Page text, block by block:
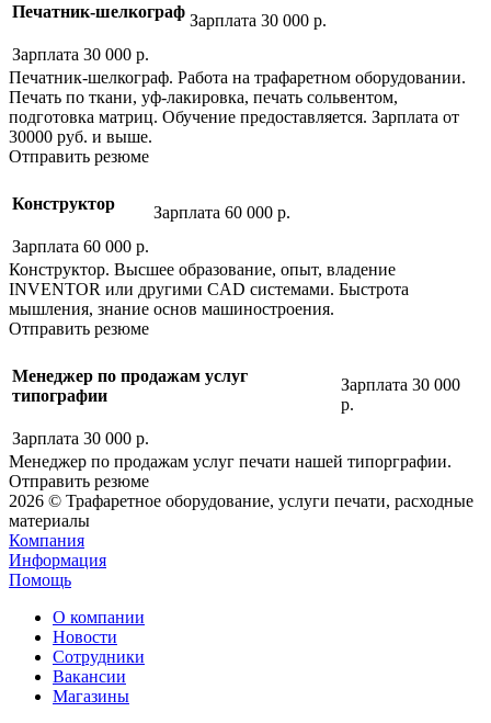
Печатник-шелкограф
Зарплата 30 000 р.
Зарплата 30 000 р.
Печатник-шелкограф. Работа на трафаретном оборудовании.
Печать по ткани, уф-лакировка, печать сольвентом,
подготовка матриц. Обучение предоставляется. Зарплата от
30000 руб. и выше.
Отправить резюме
Конструктор
Зарплата 60 000 р.
Зарплата 60 000 р.
Конструктор. Высшее образование, опыт, владение
INVENTOR или другими CAD системами. Быстрота
мышления, знание основ машиностроения.
Отправить резюме
Менеджер по продажам услуг
типографии
Зарплата 30 000 р.
Зарплата 30 000
р.
Менеджер по продажам услуг печати нашей типорграфии.
Отправить резюме
2026 © Трафаретное оборудование, услуги печати, расходные
материалы
Компания
Информация
Помощь
О компании
Новости
Сотрудники
Вакансии
Магазины